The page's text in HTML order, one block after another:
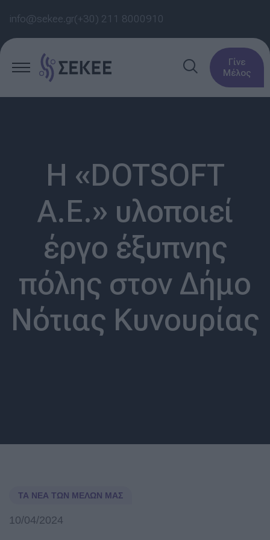
info@sekee.gr(+30) 211 8000910
Γίνε
Μέλος
Η «DOTSOFT
Α.Ε.» υλοποιεί
έργο έξυπνης
πόλης στον Δήμο
Νότιας Κυνουρίας
ΤΑ ΝΈΑ ΤΩΝ ΜΕΛΏΝ ΜΑΣ
10/04/2024